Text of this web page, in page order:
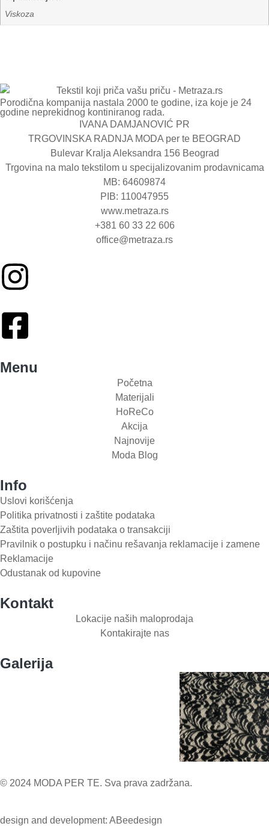
Viskoza
Porodična kompanija nastala 2000 te godine, iza koje je 24
godine neprekidnog kontiniranog rada.
IVANA DAMJANOVIĆ PR
TRGOVINSKA RADNJA MODA per te BEOGRAD
Bulevar Kralja Aleksandra 156 Beograd
Trgovina na malo tekstilom u specijalizovanim prodavnicama
MB: 64609874
PIB: 110047955
www.metraza.rs
+381 60 33 22 606
office@metraza.rs
Menu
Početna
Materijali
HoReCo
Akcija
Najnovije
Moda Blog
Info
Uslovi korišćenja
Politika privatnosti i zaštite podataka
Zaštita poverljivih podataka o transakciji
Pravilnik o postupku i načinu rešavanja reklamacije i zamene
Reklamacije
Odustanak od kupovine
Kontakt
Lokacije naših maloprodaja
Kontakirajte nas
Galerija
© 2024 MODA PER TE. Sva prava zadržana.
design and development: ABeedesign